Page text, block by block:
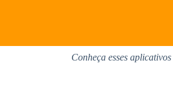
Conheça esses